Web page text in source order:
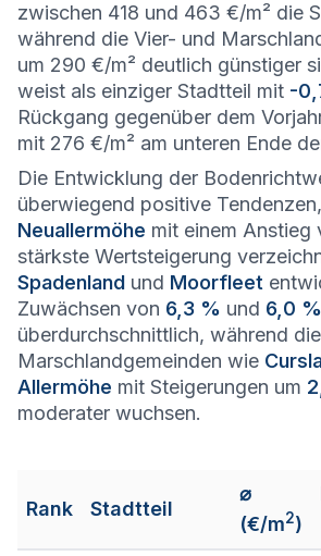
zwischen 418 und 463 €/m² die
während die Vier- und
um 290 €/m² deutlich günstiger
weist als einziger Stadtteil mit -
Rückgang gegenüber dem
mit 276 €/m² am unteren Ende
Die Entwicklung der
überwiegend positive
Neuallermöhe mit einem Anstieg
stärkste Wertsteigerung
Spadenland und Moorfleet
Zuwächsen von 6,3 % und 6,0 %
überdurchschnittlich, während
Marschlandgemeinden wie
Allermöhe mit Steigerungen um
moderater wuchsen.
Rank Stadtteil
⌀
(€/m2)